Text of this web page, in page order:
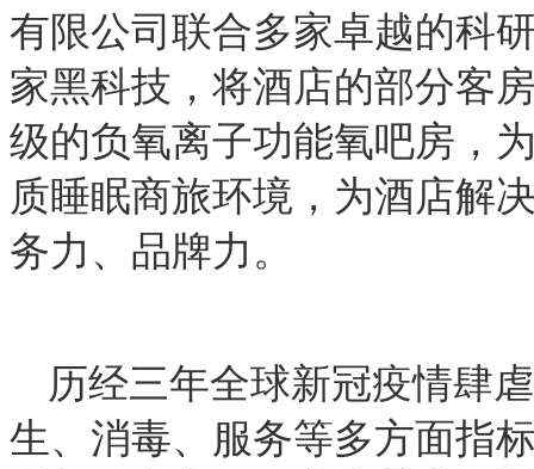
有限公司联合多家卓越的科
家黑科技，将酒店的部分客
级的负氧离子功能氧吧房，
质睡眠商旅环境，为酒店解
务力、品牌力。
历经三年全球新冠疫情肆
生、消毒、服务等多方面指